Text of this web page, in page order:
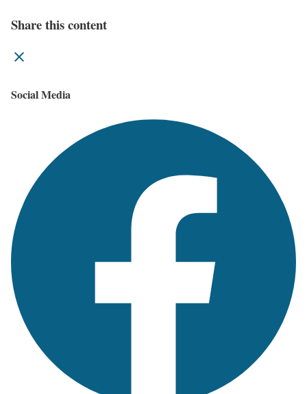
Share this content
Social Media